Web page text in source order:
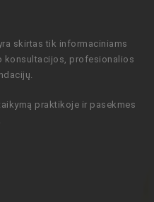
skirtas tik informaciniams
konsultacijos, profesionalios
praktikoje ir pasekmes